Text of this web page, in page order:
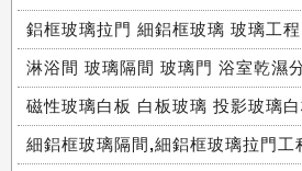
鋁框玻璃拉門 細鋁框玻璃 玻璃工程
淋浴間 玻璃隔間 玻璃門 浴室乾濕
磁性玻璃白板 白板玻璃 投影玻璃白
細鋁框玻璃隔間,細鋁框玻璃拉門工